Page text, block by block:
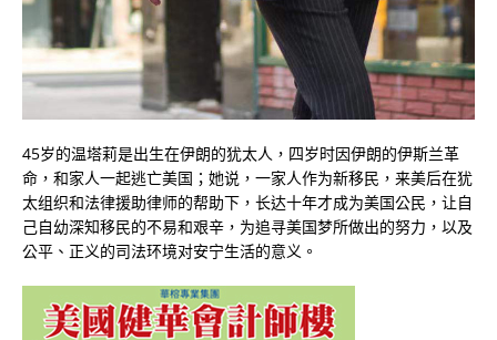
45岁的温塔莉是出生在伊朗的犹太人，四岁时因伊朗的伊斯兰革
命，和家人一起逃亡美国；她说，一家人作为新移民，来美后在犹
太组织和法律援助律师的帮助下，长达十年才成为美国公民，让自
己自幼深知移民的不易和艰辛，为追寻美国梦所做出的努力，以及
公平、正义的司法环境对安宁生活的意义。